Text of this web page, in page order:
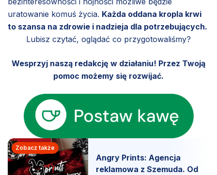
uratowanie komuś życia. Każda oddana kropla krwi
to szansa na zdrowie i nadzieja dla potrzebujących.
Lubisz czytać, oglądać co przygotowaliśmy?
Wesprzyj naszą redakcję w działaniu! Przez Twoją
pomoc możemy się rozwijać.
Zobacz także
Angry Prints: Agencja
reklamowa z Szemuda. Od